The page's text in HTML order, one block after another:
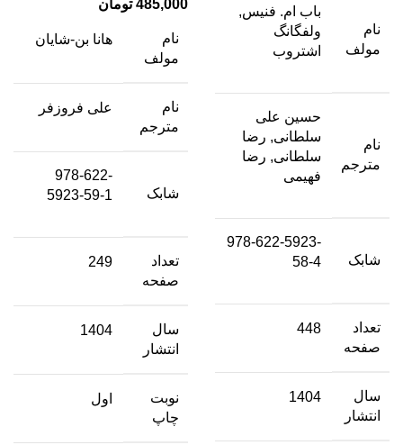
نام
مولف
باب ام. فنیس,
ولفگانگ
اشتروب
نام
مترجم
حسین علی
سلطانی, رضا
سلطانی, رضا
فهیمی
شابک
978-622-5923-
58-4
تعداد
صفحه
448
سال
انتشار
1404
485,000 تومان
نام
مولف
هانا بن-شایان
نام
مترجم
علی فروزفر
شابک
978-622-
5923-59-1
تعداد
صفحه
249
سال
انتشار
1404
نوبت
چاپ
اول